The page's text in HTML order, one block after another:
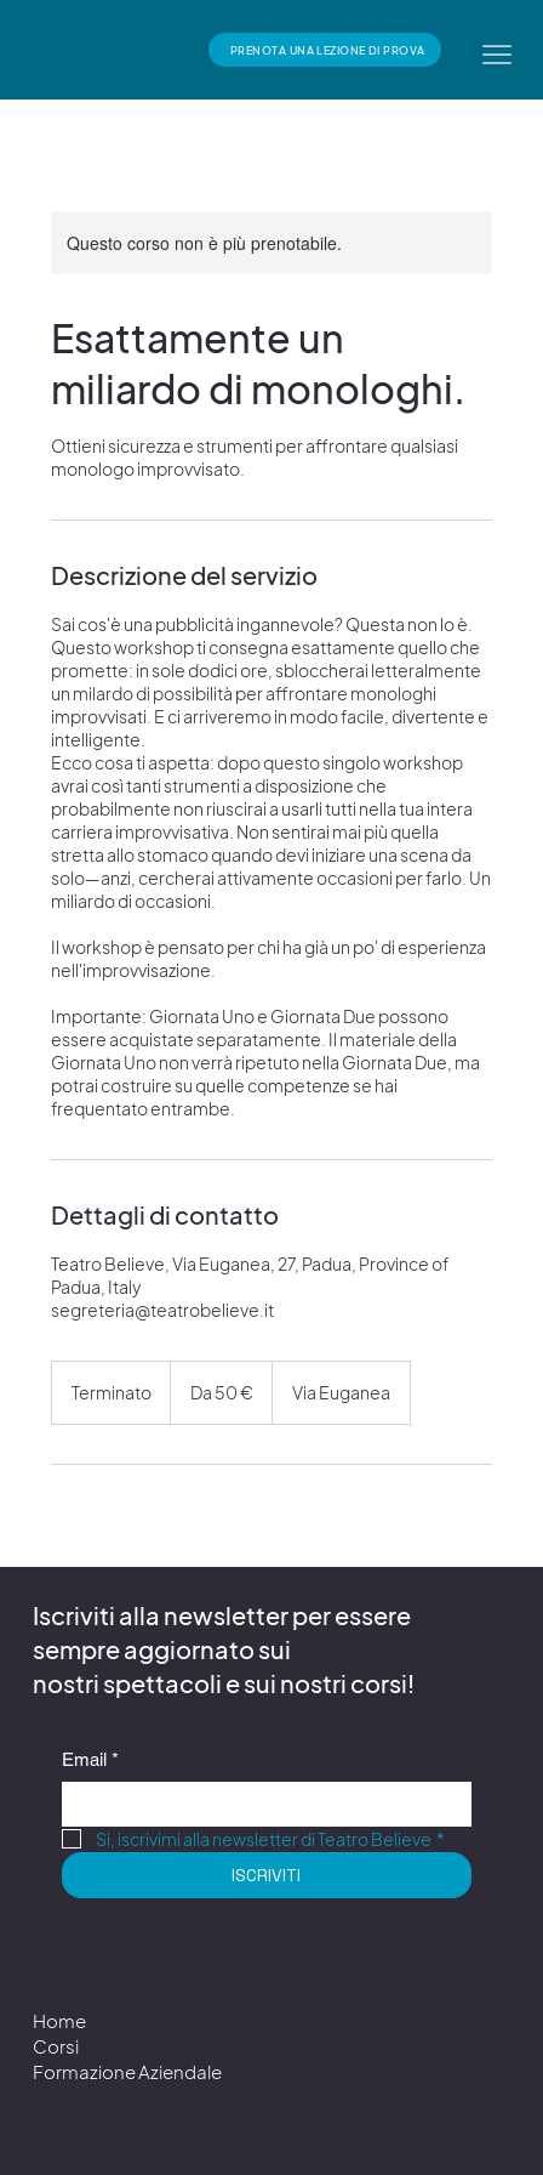
PRENOTA UNA LEZIONE DI PROVA
Questo corso non è più prenotabile.
Esattamente un
miliardo di monologhi.
Ottieni sicurezza e strumenti per affrontare qualsiasi
monologo improvvisato.
Descrizione del servizio
Sai cos'è una pubblicità ingannevole? Questa non lo è.
Questo workshop ti consegna esattamente quello che
promette: in sole dodici ore, sbloccherai letteralmente
un milardo di possibilità per affrontare monologhi
improvvisati. E ci arriveremo in modo facile, divertente e
intelligente.
Ecco cosa ti aspetta: dopo questo singolo workshop
avrai così tanti strumenti a disposizione che
probabilmente non riuscirai a usarli tutti nella tua intera
carriera improvvisativa. Non sentirai mai più quella
stretta allo stomaco quando devi iniziare una scena da
solo—anzi, cercherai attivamente occasioni per farlo. Un
miliardo di occasioni.
Il workshop è pensato per chi ha già un po' di esperienza
nell'improvvisazione.
Importante: Giornata Uno e Giornata Due possono
essere acquistate separatamente. Il materiale della
Giornata Uno non verrà ripetuto nella Giornata Due, ma
potrai costruire su quelle competenze se hai
frequentato entrambe.
Dettagli di contatto
Teatro Believe, Via Euganea, 27, Padua, Province of
Padua, Italy
segreteria@teatrobelieve.it
Terminato
m
Da 50 € Via Euganea
Iscriviti alla newsletter per essere
sempre aggiornato sui
nostri spettacoli e sui nostri corsi!
Email *
Si, iscrivimi alla newsletter di Teatro Believe *
ISCRIVITI
Home
Corsi
Formazione Aziendale